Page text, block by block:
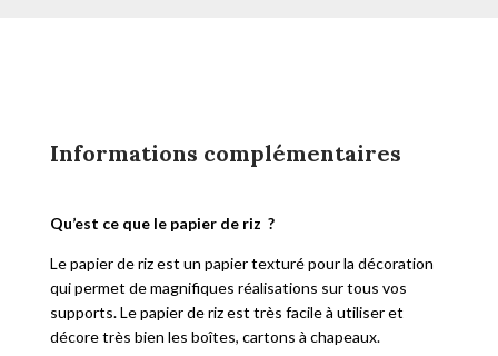
Informations complémentaires
Qu’est ce que le papier de riz ?
Le papier de riz est un papier texturé pour la décoration
qui permet de magnifiques réalisations sur tous vos
supports. Le papier de riz est très facile à utiliser et
décore très bien les boîtes, cartons à chapeaux.